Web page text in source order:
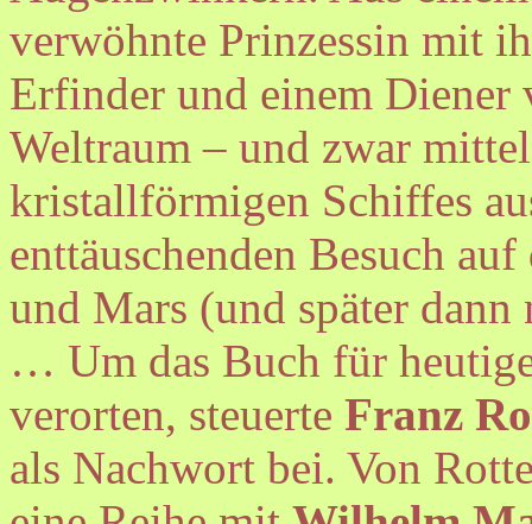
verwöhnte Prinzessin mit
Erfinder und einem
Weltraum – und zwar
kristallförmigen Schiffes
enttäuschenden Besuch
und Mars (und später dann
… Um das Buch für
verorten, steuerte Franz
als Nachwort bei. Von